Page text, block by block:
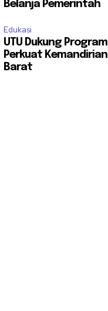
Belanja Pemerintah
Edukasi
UTU Dukung
Perkuat
Barat